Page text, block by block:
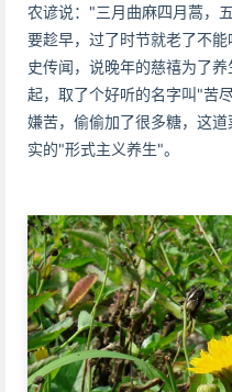
农谚说："三月曲麻四月蒿，
要趁早，过了时节就老了不
史传闻，说晚年的慈禧为了
起，取了个好听的名字叫"苦
嫌苦，偷偷加了很多糖，这
实的"形式主义养生"。